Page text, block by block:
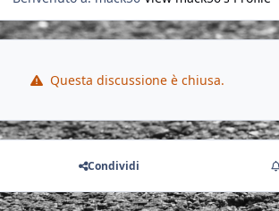
Questa discussione è chiusa.
Condividi